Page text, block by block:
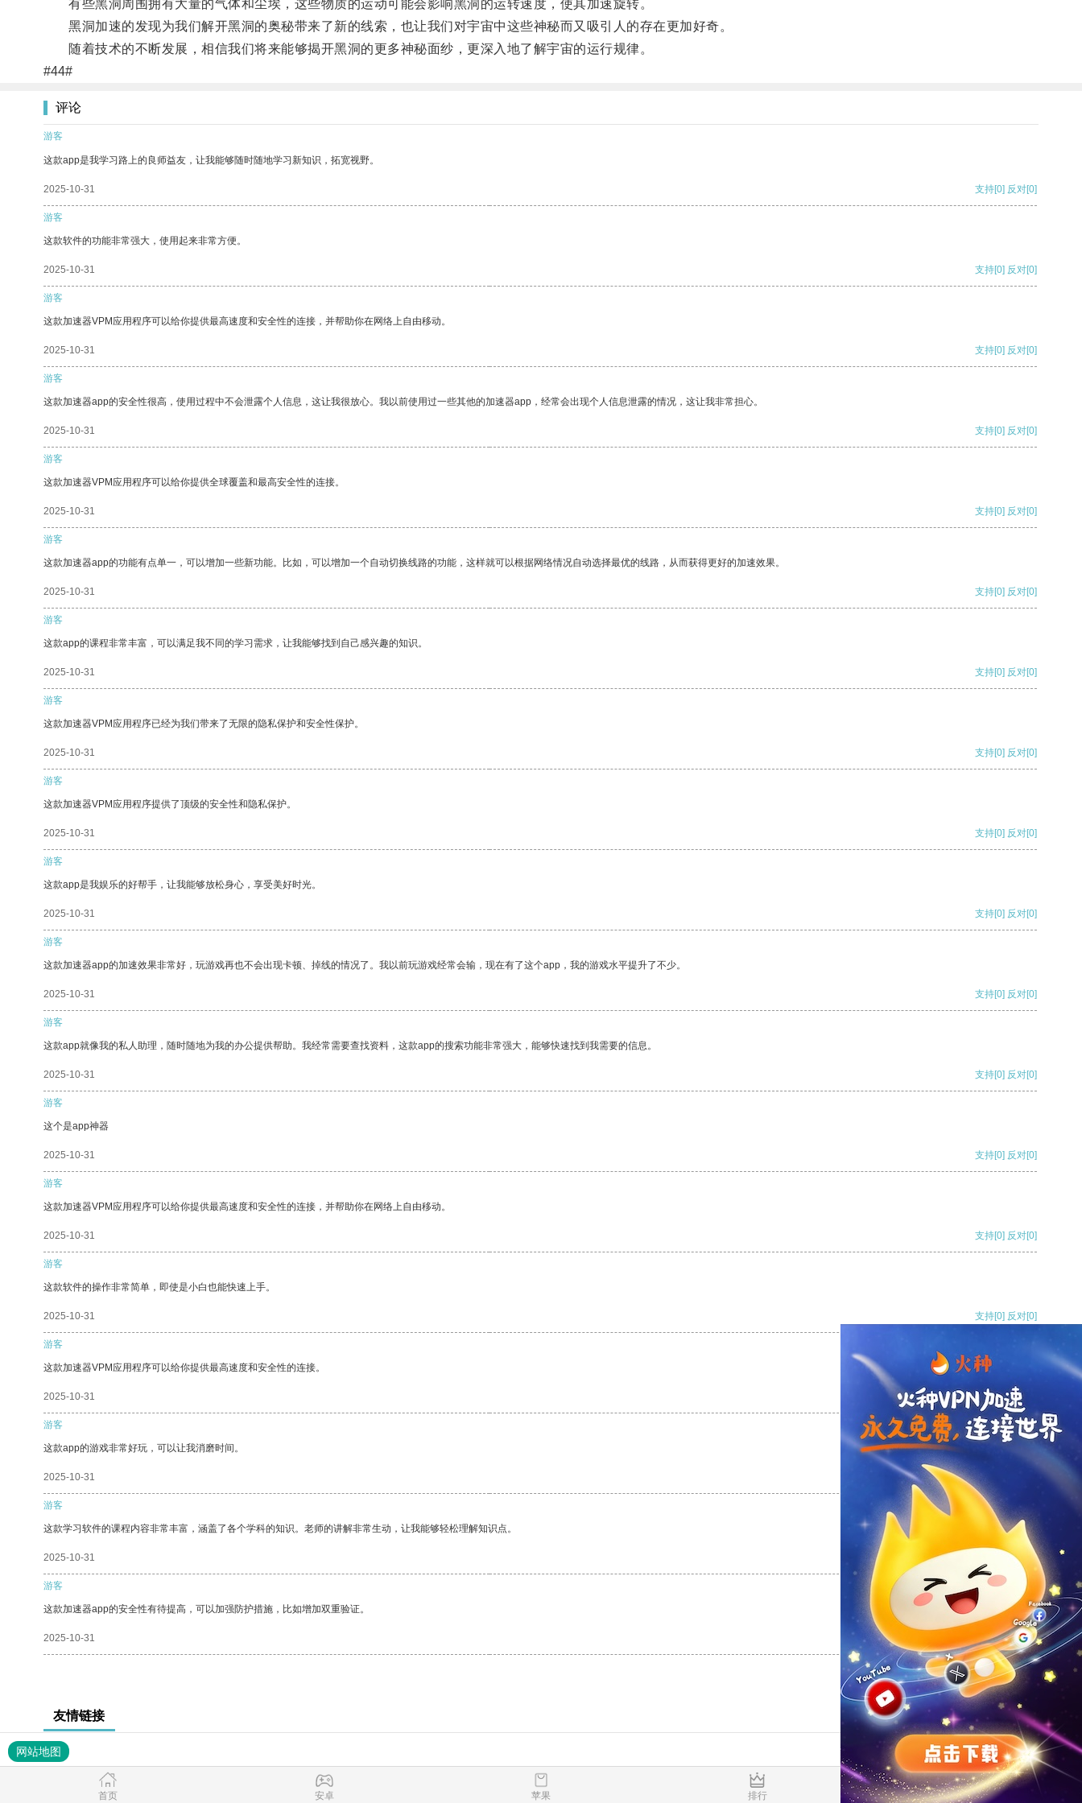
有些黑洞周围拥有大量的气体和尘埃，这些物质的运动可能会影响黑洞的运转速度，使其加速旋转。
黑洞加速的发现为我们解开黑洞的奥秘带来了新的线索，也让我们对宇宙中这些神秘而又吸引人的存在更加好奇。
随着技术的不断发展，相信我们将来能够揭开黑洞的更多神秘面纱，更深入地了解宇宙的运行规律。
#44#
评论
游客
这款app是我学习路上的良师益友，让我能够随时随地学习新知识，拓宽视野。
2025-10-31 支持[0] 反对[0]
游客
这款软件的功能非常强大，使用起来非常方便。
2025-10-31 支持[0] 反对[0]
游客
这款加速器VPM应用程序可以给你提供最高速度和安全性的连接，并帮助你在网络上自由移动。
2025-10-31 支持[0] 反对[0]
游客
这款加速器app的安全性很高，使用过程中不会泄露个人信息，这让我很放心。我以前使用过一些其他的加速器app，经常会出现个人信息泄露的情况，这让我非常担心。
2025-10-31 支持[0] 反对[0]
游客
这款加速器VPM应用程序可以给你提供全球覆盖和最高安全性的连接。
2025-10-31 支持[0] 反对[0]
游客
这款加速器app的功能有点单一，可以增加一些新功能。比如，可以增加一个自动切换线路的功能，这样就可以根据网络情况自动选择最优的线路，从而获得更好的加速效果。
2025-10-31 支持[0] 反对[0]
游客
这款app的课程非常丰富，可以满足我不同的学习需求，让我能够找到自己感兴趣的知识。
2025-10-31 支持[0] 反对[0]
游客
这款加速器VPM应用程序已经为我们带来了无限的隐私保护和安全性保护。
2025-10-31 支持[0] 反对[0]
游客
这款加速器VPM应用程序提供了顶级的安全性和隐私保护。
2025-10-31 支持[0] 反对[0]
游客
这款app是我娱乐的好帮手，让我能够放松身心，享受美好时光。
2025-10-31 支持[0] 反对[0]
游客
这款加速器app的加速效果非常好，玩游戏再也不会出现卡顿、掉线的情况了。我以前玩游戏经常会输，现在有了这个app，我的游戏水平提升了不少。
2025-10-31 支持[0] 反对[0]
游客
这款app就像我的私人助理，随时随地为我的办公提供帮助。我经常需要查找资料，这款app的搜索功能非常强大，能够快速找到我需要的信息。
2025-10-31 支持[0] 反对[0]
游客
这个是app神器
2025-10-31 支持[0] 反对[0]
游客
这款加速器VPM应用程序可以给你提供最高速度和安全性的连接，并帮助你在网络上自由移动。
2025-10-31 支持[0] 反对[0]
游客
这款软件的操作非常简单，即使是小白也能快速上手。
2025-10-31 支持[0] 反对[0]
游客
这款加速器VPM应用程序可以给你提供最高速度和安全性的连接。
2025-10-31 支持[0] 反对
游客
这款app的游戏非常好玩，可以让我消磨时间。
2025-10-31 支持
游客
这款学习软件的课程内容非常丰富，涵盖了各个学科的知识。老师的讲解非常生动，让我能够轻松理解知识点。
2025-10-31 反对 [0]
游客
这款加速器app的安全性有待提高，可以加强防护措施，比如增加双重验证。
2025-10-31 支持[0] 反对[0]
友情链接
网站地图
首页 安卓 苹果 排行 推荐